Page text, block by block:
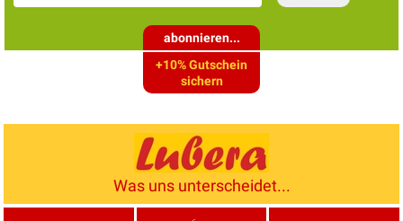
abonnieren...
+10% Gutschein
sichern
Was uns unterscheidet...